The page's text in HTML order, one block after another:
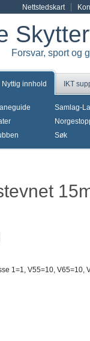
Nettstedskart
Forsvar, sport og
Nyttig innhold IKT
Samlag-
Søk
1=1, V55=10,